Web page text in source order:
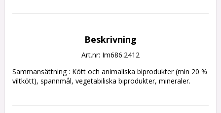
Beskrivning
Art.nr: Im686.2412
Sammansättning : Kött och animaliska biprodukter (min 20 %
viltkött), spannmål, vegetabiliska biprodukter, mineraler.